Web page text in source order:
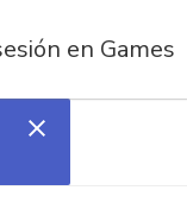
en Games